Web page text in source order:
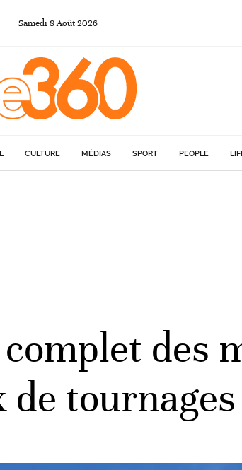
Samedi 8Août2026
CULTURE MÉDIAS SPORT PEOPLE
des
tournages